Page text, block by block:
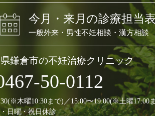
今月・来月の診療担当
一般外来・男性不妊相談・漢方相談
鎌倉市の不妊治療クリニック
50-0112
木曜10:30まで)／15:00〜19:00(※土曜17:00
日曜・祝日休診